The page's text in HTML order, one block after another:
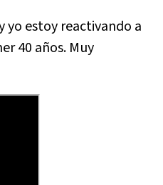
yo estoy reactivando a
40 años. Muy